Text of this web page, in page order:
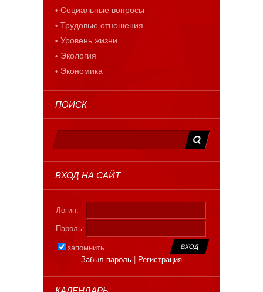
Социальные вопросы
Трудовые отношения
Уровень жизни
Экология
Экономика
ПОИСК
ВХОД НА САЙТ
Логин:
Пароль:
запомнить
Забыл пароль
Регистрация